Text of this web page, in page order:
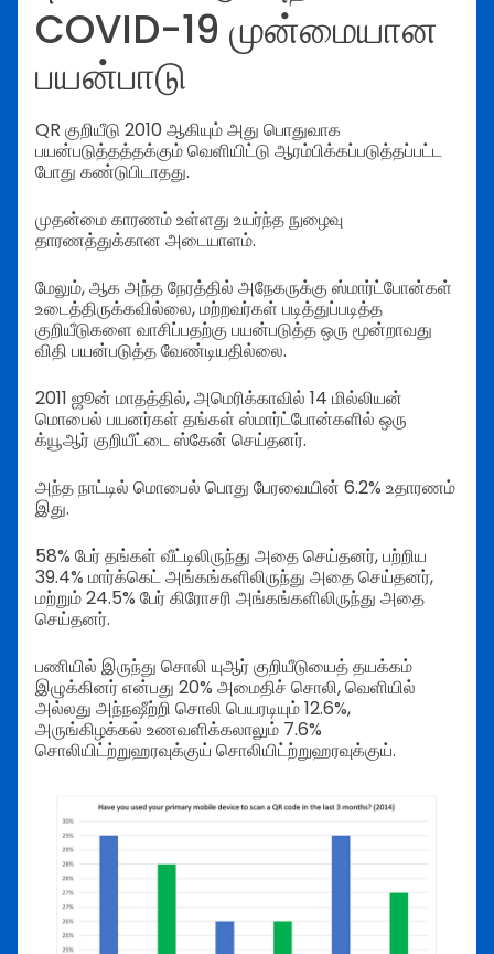
COVID-19 முன்மையான
பயன்பாடு
QR குறியீடு 2010 ஆகியும் அது பொதுவாக
பயன்படுத்தத்தக்கும் வெளியிட்டு ஆரம்பிக்கப்படுத்தப்பட்ட
போது கண்டுபிடாதது.
முதன்மை காரணம் உள்ளது உயர்ந்த நுழைவு
தாரணத்துக்கான அடையாளம்.
மேலும், ஆக அந்த நேரத்தில் அநேகருக்கு ஸ்மார்ட்போன்கள்
உடைத்திருக்கவில்லை, மற்றவர்கள் படித்துப்படித்த
குறியீடுகளை வாசிப்பதற்கு பயன்படுத்த ஒரு மூன்றாவது
விதி பயன்படுத்த வேண்டியதில்லை.
2011 ஜூன் மாதத்தில், அமெரிக்காவில் 14 மில்லியன்
மொபைல் பயனர்கள் தங்கள் ஸ்மார்ட்போன்களில் ஒரு
க்யூஆர் குறியீட்டை ஸ்கேன் செய்தனர்.
அந்த நாட்டில் மொபைல் பொது பேரவையின் 6.2% உதாரணம்
இது.
58% பேர் தங்கள் வீட்டிலிருந்து அதை செய்தனர், பற்றிய
39.4% மார்க்கெட் அங்கங்களிலிருந்து அதை செய்தனர்,
மற்றும் 24.5% பேர் கிரோசரி அங்கங்களிலிருந்து அதை
செய்தனர்.
பணியில் இருந்து சொலி யுஆர் குறியீடுயைத் தயக்கம்
இழுக்கினர் என்பது 20% அமைதிச் சொலி, வெளியில்
அல்லது அந்நஷீற்றி சொலி பெயரடியும் 12.6%,
அருங்கிழக்கல் உணவளிக்கலாலும் 7.6%
சொலியிட்ற்றுஹரவுக்குய் சொலியிட்ற்றுஹரவுக்குய்.